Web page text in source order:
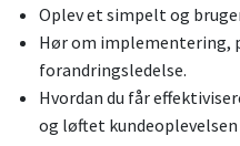
Oplev et simpelt og
Hør om implementering,
forandringsledelse.
Hvordan du får
og løftet kundeoplevelsen